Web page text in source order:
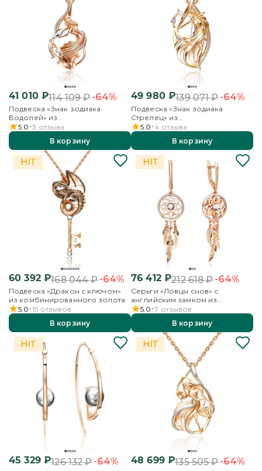
41 010₽114 109₽-64%
Подвеска «Знак зодиака
Водолей» из
комбинированного золота
5.0 3 отзыва
В корзину
49 980₽139 071₽-64%
Подвеска «Знак зодиака
Стрелец» из
комбинированного золота
5.0 4 отзыва
В корзину
60 392₽168 044₽-64%
Подвеска «Дракон с ключом»
из комбинированного золота
5.0 15 отзывов
В корзину
76 412₽212 618₽-64%
Серьги «Ловцы снов» с
английским замком из
комбинированного золота
5.0 7 отзывов
В корзину
45 329₽126 132₽-64% 48 699₽135 505₽-64%